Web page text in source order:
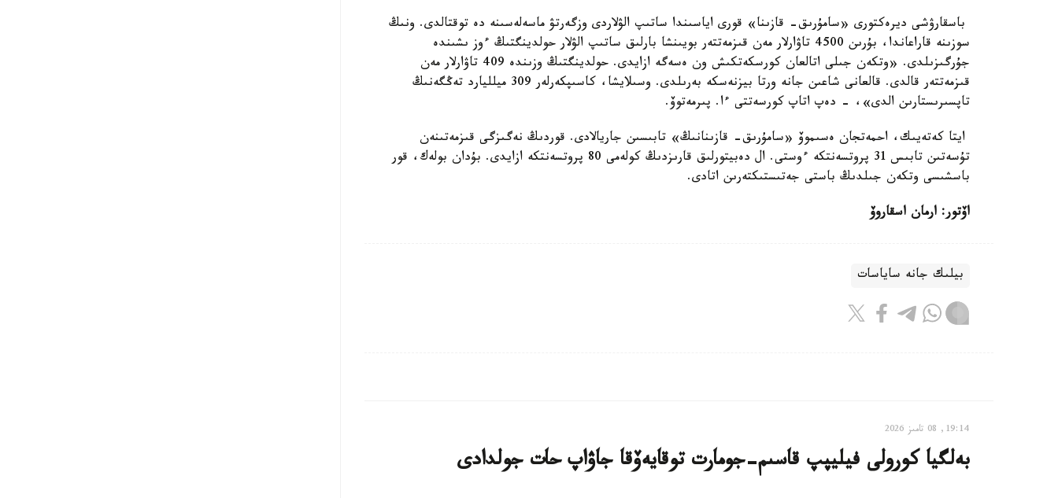
باسقارۋشى ديرەكتورى «سامۇرىق- قازىنا» قورى اياسىندا ساتىپ الۋلاردى وزگەرتۋ ماسەلەسىنە دە توقتالدى. ونىڭ
سوزىنە قاراعاندا، بۇرىن 4500 تاۋارلار مەن قىزمەتتەر بويىنشا بارلىق ساتىپ الۋلار حولدينگتىڭ ءوز ىشىندە
جۇرگىزىلدى. «وتكەن جىلى اتالعان كورسكەتكىش ون ەسەگە ازايدى. حولدينگتىڭ وزىندە 409 تاۋارلار مەن
قىزمەتتەر قالدى. قالعانى شاعىن جانە ورتا بيزنەسكە بەرىلدى. وسىلايشا، كاسىپكەرلەر 309 ميلليارد تەڭگەنىڭ
تاپسىرىستارىن الدى»، - دەپ اتاپ كورسەتتى ءا. پىرمەتوۆ.
ايتا كەتەيىك، احمەتجان ەسىموۆ «سامۇرىق- قازىنانىڭ» تابىسىن جاريالادى. قوردىڭ نەگىزگى قىزمەتىنەن
تۇسەتىن تابىس 31 پروتسەنتكە ءوستى. ال دەبيتورلىق قارىزدىڭ كولەمى 80 پروتسەنتكە ازايدى. بۇدان بولەك، قور
باسشىسى وتكەن جىلدىڭ باستى جەتىستىكتەرىن اتادى.
اۆتور: ارمان اسقاروۆ
بيلىك جانە ساياسات
19:14, 08 تامىز 2026
بەلگيا كورولى فيليپپ قاسىم-جومارت توقايەۆقا جاۋاپ حات جولدادى